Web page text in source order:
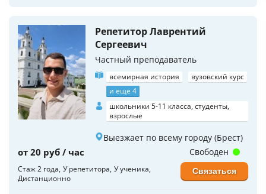
Репетитор Лаврентий
Сергеевич
Частный преподаватель
всемирная история
вузовский курс
и еще 4
школьники 5-11 класса, студенты,
взрослые
Выезжает по всему городу (Брест)
от 20 руб / час
Стаж 2 года У репетитора У ученика
Дистанционно
Свободен
Связаться